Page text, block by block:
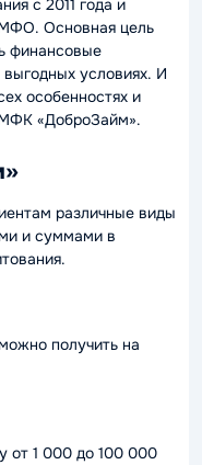
с 2011 года и
МФО. Основная цель
финансовые
условиях. И
особенностях и
«ДоброЗайм».
различные виды
и суммами в
получить на
от 1 000 до 100 000